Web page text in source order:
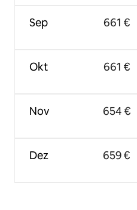
Sep
Okt
Nov
Dez
661 €
661 €
654 €
659 €